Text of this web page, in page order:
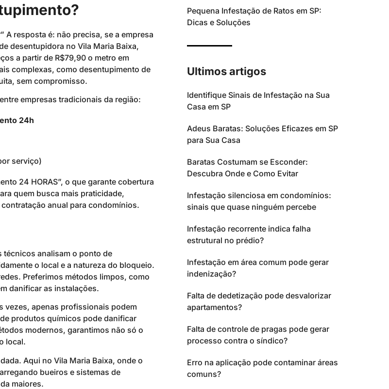
A resposta é: não precisa, se a empresa
desentupidora no Vila Maria Baixa,
a partir de R$79,90 o metro em
complexas, como desentupimento de
sem compromisso.
empresas tradicionais da região:
24h
serviço)
24 HORAS”, o que garante cobertura
quem busca mais praticidade,
anual para condomínios.
analisam o ponto de
o local e a natureza do bloqueio.
Preferimos métodos limpos, como
danificar as instalações.
vezes, apenas profissionais podem
produtos químicos pode danificar
modernos, garantimos não só o
local.
Aqui no Vila Maria Baixa, onde o
bueiros e sistemas de
maiores.
Pequena Infestação de Ratos em SP:
Dicas e Soluções
Ultimos artigos
Identifique Sinais de Infestação na Sua
Casa em SP
Adeus Baratas: Soluções Eficazes em SP
para Sua Casa
Baratas Costumam se Esconder:
Descubra Onde e Como Evitar
Infestação silenciosa em condomínios:
sinais que quase ninguém percebe
Infestação recorrente indica falha
estrutural no prédio?
Infestação em área comum pode gerar
indenização?
Falta de dedetização pode desvalorizar
apartamentos?
Falta de controle de pragas pode gerar
processo contra o síndico?
Erro na aplicação pode contaminar áreas
comuns?